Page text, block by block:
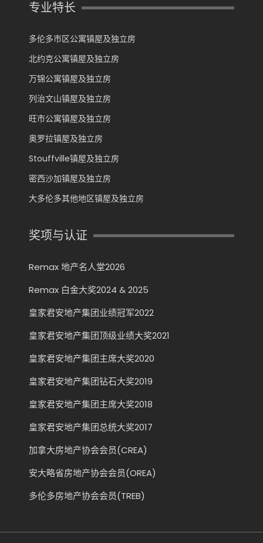
专业特长
多伦多市区公寓镇屋及独立房
北约克公寓镇屋及独立房
万锦公寓镇屋及独立房
列治文山镇屋及独立房
旺市公寓镇屋及独立房
奥罗拉镇屋及独立房
Stouffville镇屋及独立房
密西沙加镇屋及独立房
大多伦多其他地区镇屋及独立房
奖项与认证
Remax 地产名人堂2026
Remax 白金大奖2024 & 2025
皇家君安地产集团业绩冠军2022
皇家君安地产集团顶级业绩大奖2021
皇家君安地产集团主席大奖2020
皇家君安地产集团钻石大奖2019
皇家君安地产集团主席大奖2018
皇家君安地产集团总统大奖2017
加拿大房地产协会会员(CREA)
安大略省房地产协会会员(OREA)
多伦多房地产协会会员(TREB)